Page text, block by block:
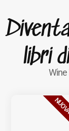
libri
Wine